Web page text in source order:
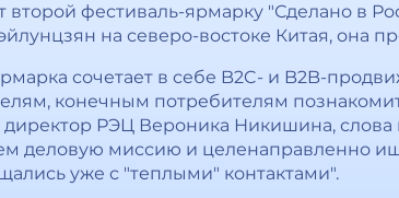
второй фестиваль-ярмарку "Сделано в
на северо-востоке Китая, она
сочетает в себе B2C- и B2B-
конечным потребителям
РЭЦ Вероника Никишина, слова
деловую миссию и целенаправленно
уже с "теплыми" контактами".